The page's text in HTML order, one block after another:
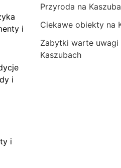
i
i
i
Przyroda na
Ciekawe obiekty na
Zabytki warte uwagi
Kaszubach